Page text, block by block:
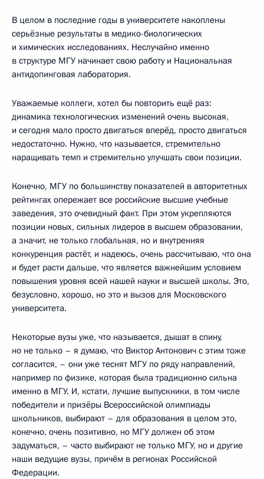
В целом в последние годы в университете накоплены
серьёзные результаты в медико-биологических
и химических исследованиях. Неслучайно именно
в структуре МГУ начинает свою работу и Национальная
антидопинговая лаборатория.
Уважаемые коллеги, хотел бы повторить ещё раз:
динамика технологических изменений очень высокая,
и сегодня мало просто двигаться вперёд, просто двигаться
недостаточно. Нужно, что называется, стремительно
наращивать темп и стремительно улучшать свои позиции.
Конечно, МГУ по большинству показателей в авторитетных
рейтингах опережает все российские высшие учебные
заведения, это очевидный факт. При этом укрепляются
позиции новых, сильных лидеров в высшем образовании,
а значит, не только глобальная, но и внутренняя
конкуренция растёт, и надеюсь, очень рассчитываю, что она
и будет расти дальше, что является важнейшим условием
повышения уровня всей нашей науки и высшей школы. Это,
безусловно, хорошо, но это и вызов для Московского
университета.
Некоторые вузы уже, что называется, дышат в спину,
но не только – я думаю, что Виктор Антонович с этим тоже
согласится, – они уже теснят МГУ по ряду направлений,
например по физике, которая была традиционно сильна
именно в МГУ. И, кстати, лучшие выпускники, в том числе
победители и призёры Всероссийской олимпиады
школьников, выбирают – для образования в целом это,
конечно, очень позитивно, но МГУ должен об этом
задуматься, – часто выбирают не только МГУ, но и другие
наши ведущие вузы, причём в регионах Российской
Федерации.